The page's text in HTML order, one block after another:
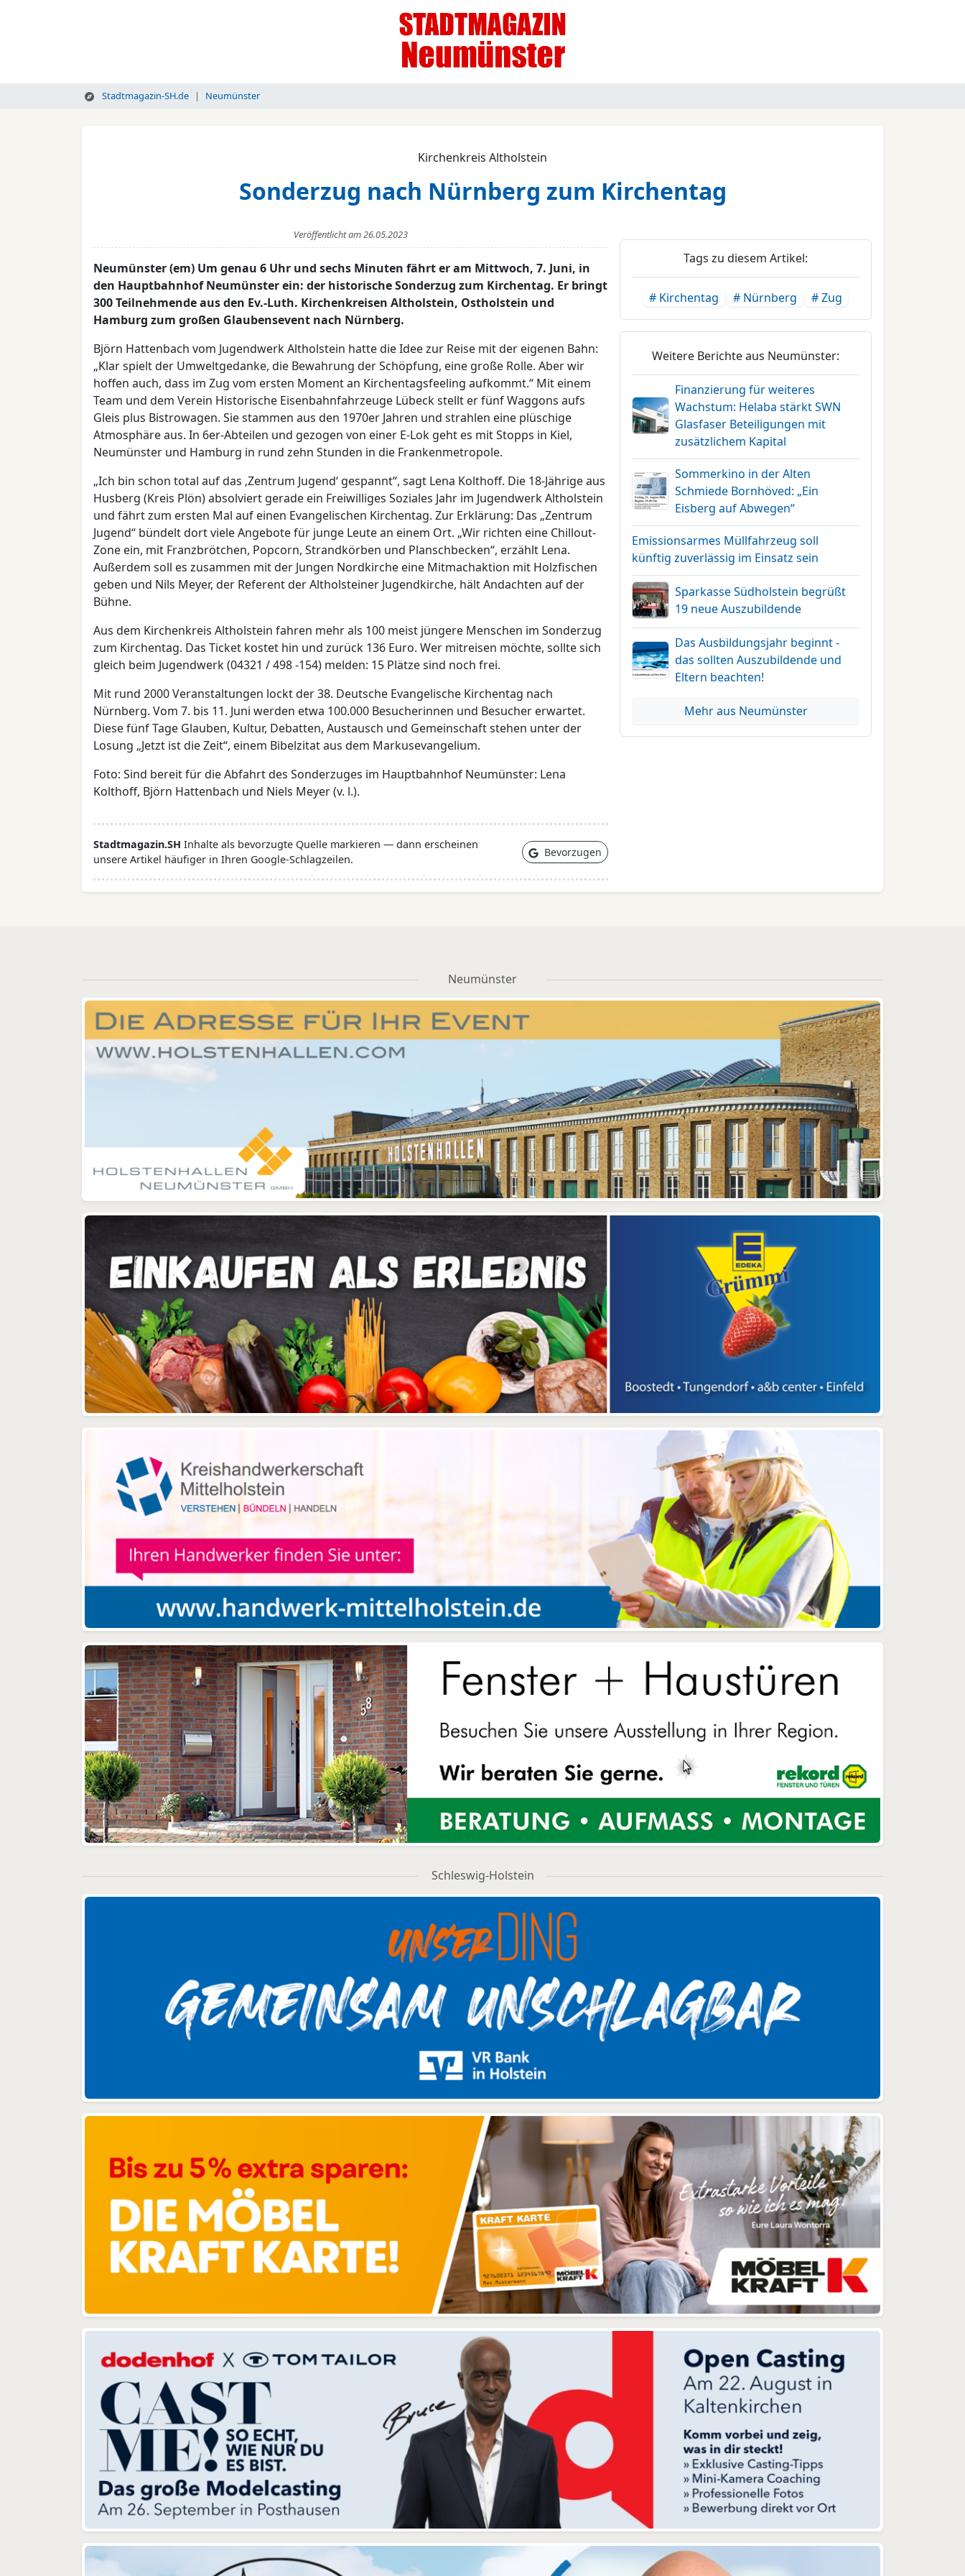
Stadtmagazin-SH.de Neumünster
Kirchenkreis Altholstein
Sonderzug nach Nürnberg zum Kirchentag
Veröffentlicht am26.05.2023
Neumünster (em) Um genau 6 Uhr und sechs Minuten fährt er am Mittwoch, 7. Juni, in
den Hauptbahnhof Neumünster ein: der historische Sonderzug zum Kirchentag. Er bringt
300 Teilnehmende aus den Ev.-Luth. Kirchenkreisen Altholstein, Ostholstein und
Hamburg zum großen Glaubensevent nach Nürnberg.
Björn Hattenbach vom Jugendwerk Altholstein hatte die Idee zur Reise mit der eigenen Bahn:
„Klar spielt der Umweltgedanke, die Bewahrung der Schöpfung, eine große Rolle. Aber wir
hoffen auch, dass im Zug vom ersten Moment an Kirchentagsfeeling aufkommt.“ Mit einem
Team und dem Verein Historische Eisenbahnfahrzeuge Lübeck stellt er fünf Waggons aufs
Gleis plus Bistrowagen. Sie stammen aus den 1970er Jahren und strahlen eine plüschige
Atmosphäre aus. In 6er-Abteilen und gezogen von einer E-Lok geht es mit Stopps in Kiel,
Neumünster und Hamburg in rund zehn Stunden in die Frankenmetropole.
„Ich bin schon total auf das ‚Zentrum Jugend‘ gespannt“, sagt Lena Kolthoff. Die 18-Jährige aus
Husberg (Kreis Plön) absolviert gerade ein Freiwilliges Soziales Jahr im Jugendwerk Altholstein
und fährt zum ersten Mal auf einen Evangelischen Kirchentag. Zur Erklärung: Das „Zentrum
Jugend“ bündelt dort viele Angebote für junge Leute an einem Ort. „Wir richten eine Chillout-
Zone ein, mit Franzbrötchen, Popcorn, Strandkörben und Planschbecken“, erzählt Lena.
Außerdem soll es zusammen mit der Jungen Nordkirche eine Mitmachaktion mit Holzfischen
geben und Nils Meyer, der Referent der Altholsteiner Jugendkirche, hält Andachten auf der
Bühne.
Aus dem Kirchenkreis Altholstein fahren mehr als 100 meist jüngere Menschen im Sonderzug
zum Kirchentag. Das Ticket kostet hin und zurück 136 Euro. Wer mitreisen möchte, sollte sich
gleich beim Jugendwerk (04321 / 498 -154) melden: 15 Plätze sind noch frei.
Mit rund 2000 Veranstaltungen lockt der 38. Deutsche Evangelische Kirchentag nach
Nürnberg. Vom 7. bis 11. Juni werden etwa 100.000 Besucherinnen und Besucher erwartet.
Diese fünf Tage Glauben, Kultur, Debatten, Austausch und Gemeinschaft stehen unter der
Losung „Jetzt ist die Zeit“, einem Bibelzitat aus dem Markusevangelium.
Foto: Sind bereit für die Abfahrt des Sonderzuges im Hauptbahnhof Neumünster: Lena
Kolthoff, Björn Hattenbach und Niels Meyer (v. l.).
Stadtmagazin.SH Inhalte als bevorzugte Quelle markieren — dann erscheinen
unsere Artikel häufiger in Ihren Google-Schlagzeilen.
Bevorzugen
Tags zu diesem Artikel:
# Kirchentag # Nürnberg # Zug
Weitere Berichte aus Neumünster:
Finanzierung für weiteres
Wachstum: Helaba stärkt SWN
Glasfaser Beteiligungen mit
zusätzlichem Kapital
Sommerkino in der Alten
Schmiede Bornhöved: „Ein
Eisberg auf Abwegen“
Emissionsarmes Müllfahrzeug soll
künftig zuverlässig im Einsatz sein
Sparkasse Südholstein begrüßt
19 neue Auszubildende
Das Ausbildungsjahr beginnt -
das sollten Auszubildende und
Eltern beachten!
Mehr aus Neumünster
Neumünster
Schleswig-Holstein